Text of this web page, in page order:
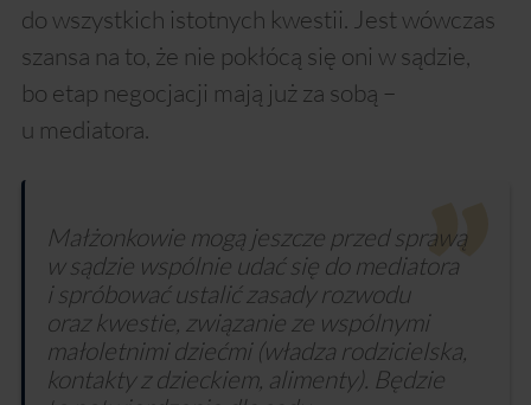
do wszystkich istotnych kwestii. Jest wówczas
szansa na to, że nie pokłócą się oni w sądzie,
bo etap negocjacji mają już za sobą –
u mediatora.
Małżonkowie mogą jeszcze przed sprawą
w sądzie wspólnie udać się do mediatora
i spróbować ustalić zasady rozwodu
oraz kwestie, związanie ze wspólnymi
małoletnimi dziećmi (władza rodzicielska,
kontakty z dzieckiem, alimenty). Będzie